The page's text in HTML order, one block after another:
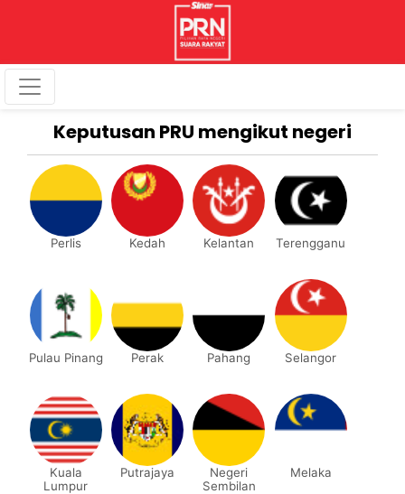
Keputusan PRU mengikut negeri
Perlis Kedah Kelantan Terengganu
Pulau Pinang Perak Pahang Selangor
Kuala
Lumpur
Putrajaya
Negeri
Sembilan
Melaka